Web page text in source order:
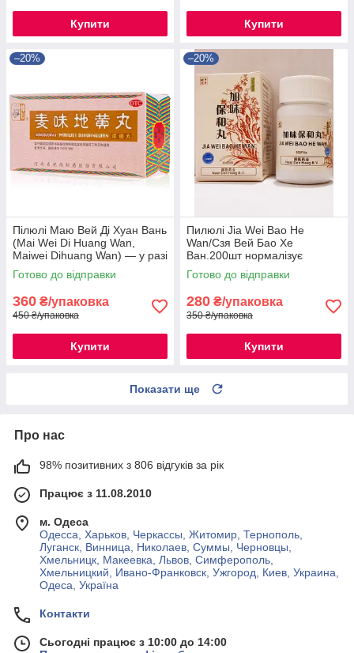
Купити Купити
–20%
Пілюлі Маю Вей Ді Хуан Вань
(Mai Wei Di Huang Wan,
Maiwei Dihuang Wan) — у разі
захворювань легень
Готово до відправки
360 ₴/упаковка
450 ₴/упаковка
Купити
–20%
Пилюлі Jia Wei Bao He
Wan/Cзя Вей Бао Хе
Ван.200шт нормалізує
функцію Жела та Селезінки
Готово до відправки
280 ₴/упаковка
350 ₴/упаковка
Купити
Показати ще
Про нас
98% позитивних з 806 відгуків за рік
Працює з 11.08.2010
м. Одеса
Одесса, Харьков, Черкассы, Житомир, Тернополь,
Луганск, Винница, Николаев, Суммы, Черновцы,
Хмельницк, Макеевка, Львов, Симферополь,
Хмельницкий, Ивано-Франковск, Ужгород, Киев, Украина,
Одеса, Україна
Контакти
Сьогодні працює з 10:00 до 14:00